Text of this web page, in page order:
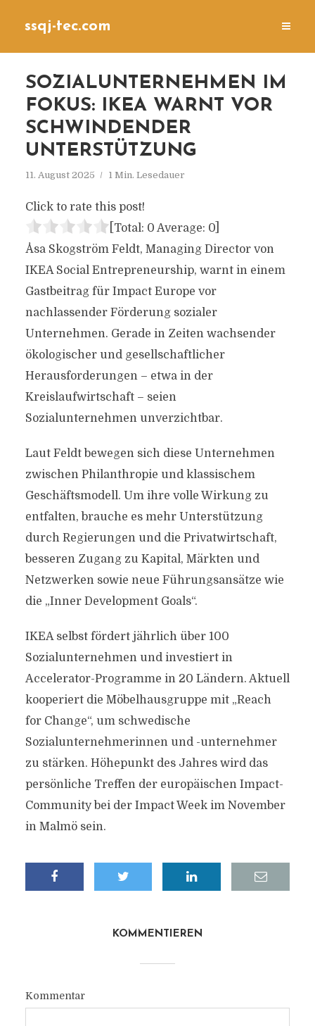
ssqj-tec.com
SOZIALUNTERNEHMEN IM
FOKUS: IKEA WARNT VOR
SCHWINDENDER
UNTERSTÜTZUNG
11. August 2025 1 Min. Lesedauer
Click to rate this post!
[Total: 0 Average: 0]
Åsa Skogström Feldt, Managing Director von
IKEA Social Entrepreneurship, warnt in einem
Gastbeitrag für Impact Europe vor
nachlassender Förderung sozialer
Unternehmen. Gerade in Zeiten wachsender
ökologischer und gesellschaftlicher
Herausforderungen – etwa in der
Kreislaufwirtschaft – seien
Sozialunternehmen unverzichtbar.
Laut Feldt bewegen sich diese Unternehmen
zwischen Philanthropie und klassischem
Geschäftsmodell. Um ihre volle Wirkung zu
entfalten, brauche es mehr Unterstützung
durch Regierungen und die Privatwirtschaft,
besseren Zugang zu Kapital, Märkten und
Netzwerken sowie neue Führungsansätze wie
die „Inner Development Goals“.
IKEA selbst fördert jährlich über 100
Sozialunternehmen und investiert in
Accelerator-Programme in 20 Ländern. Aktuell
kooperiert die Möbelhausgruppe mit „Reach
for Change“, um schwedische
Sozialunternehmerinnen und -unternehmer
zu stärken. Höhepunkt des Jahres wird das
persönliche Treffen der europäischen Impact-
Community bei der Impact Week im November
in Malmö sein.
KOMMENTIEREN
Kommentar